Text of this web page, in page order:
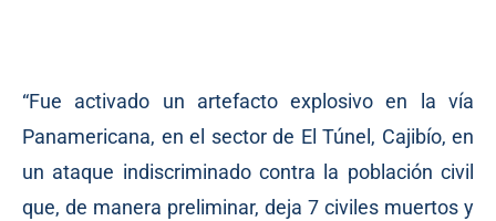
“Fue activado un artefacto explosivo en la vía
Panamericana, en el sector de El Túnel, Cajibío, en
un ataque indiscriminado contra la población civil
que, de manera preliminar, deja 7 civiles muertos y